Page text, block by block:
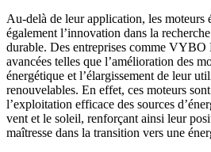
Au-delà de leur application, les moteurs
également l’innovation dans la
durable. Des entreprises comme VYBO
avancées telles que l’amélioration des
énergétique et l’élargissement de leur
renouvelables. En effet, ces moteurs
l’exploitation efficace des sources
vent et le soleil, renforçant ainsi leur
maîtresse dans la transition vers une